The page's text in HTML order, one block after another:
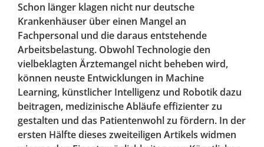
Schon länger klagen nicht nur deutsche
Krankenhäuser über einen Mangel an
Fachpersonal und die daraus entstehende
Arbeitsbelastung. Obwohl Technologie den
vielbeklagten Ärztemangel nicht beheben wird,
können neuste Entwicklungen in Machine
Learning, künstlicher Intelligenz und Robotik dazu
beitragen, medizinische Abläufe effizienter zu
gestalten und das Patientenwohl zu fördern. In der
ersten Hälfte dieses zweiteiligen Artikels widmen